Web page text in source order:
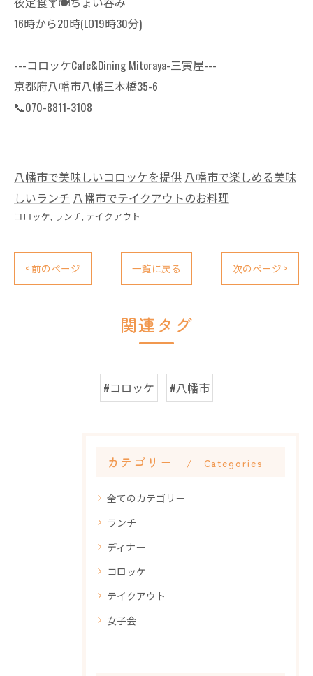
16時から20時(LO19時30分)
---コロッケCafe&Dining Mitoraya-三寅屋---
京都府八幡市八幡三本橋35-6
📞070-8811-3108
八幡市で美味しいコロッケを提供 八幡市で楽しめる美味
しいランチ 八幡市でテイクアウトのお料理
コロッケ ランチ テイクアウト
< 前のページ 一覧に戻る 次のページ >
関連タグ
#コロッケ #八幡市
カテゴリー Categories
全てのカテゴリー
ランチ
ディナー
コロッケ
テイクアウト
女子会